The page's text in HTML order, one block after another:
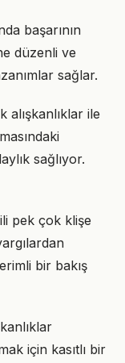
başarının
düzenli ve
sağlar.
alışkanlıklar ile
sağlıyor.
pek çok klişe
bir bakış
için kasıtlı bir